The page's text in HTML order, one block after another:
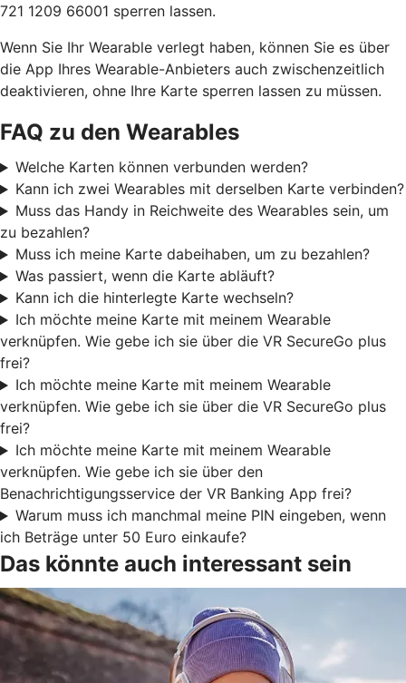
721 1209 66001 sperren lassen.
Wenn Sie Ihr Wearable verlegt haben, können Sie es über
die App Ihres Wearable-Anbieters auch zwischenzeitlich
deaktivieren, ohne Ihre Karte sperren lassen zu müssen.
FAQ zu den Wearables
Welche Karten können verbunden werden?
Kann ich zwei Wearables mit derselben Karte verbinden?
Muss das Handy in Reichweite des Wearables sein, um
zu bezahlen?
Muss ich meine Karte dabeihaben, um zu bezahlen?
Was passiert, wenn die Karte abläuft?
Kann ich die hinterlegte Karte wechseln?
Ich möchte meine Karte mit meinem Wearable
verknüpfen. Wie gebe ich sie über die VR SecureGo plus
frei?
Ich möchte meine Karte mit meinem Wearable
verknüpfen. Wie gebe ich sie über die VR SecureGo plus
frei?
Ich möchte meine Karte mit meinem Wearable
verknüpfen. Wie gebe ich sie über den
Benachrichtigungsservice der VR Banking App frei?
Warum muss ich manchmal meine PIN eingeben, wenn
ich Beträge unter 50 Euro einkaufe?
Das könnte auch interessant sein